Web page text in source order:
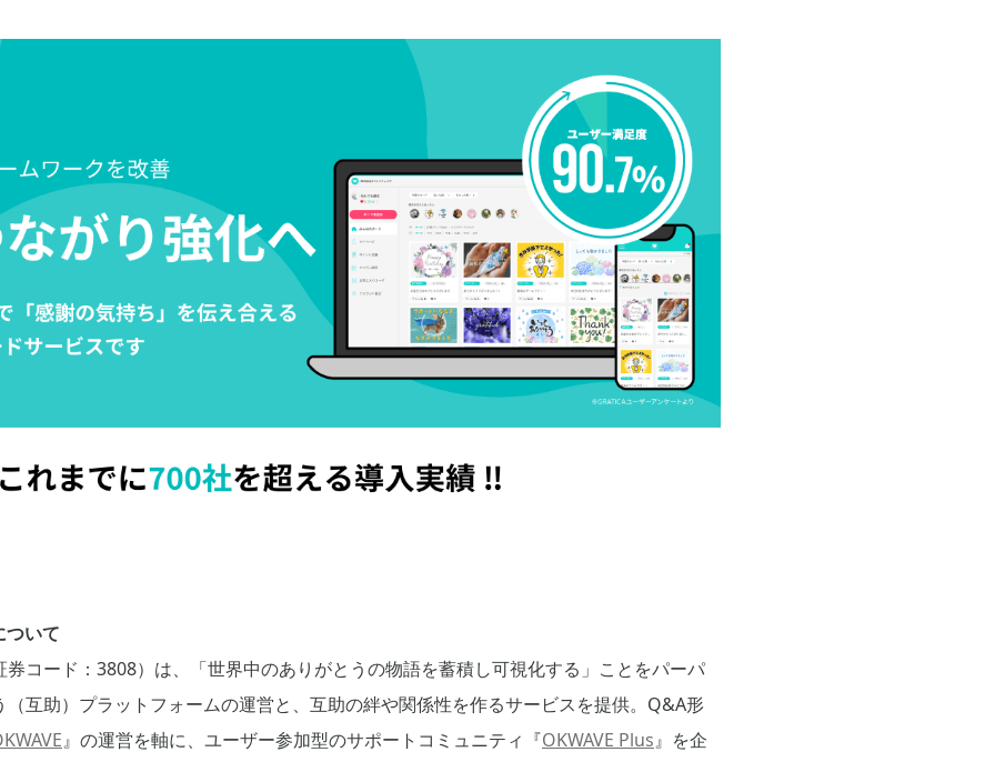
いて
コード：3808）は、「世界中のありがとうの物語を蓄積し可視化する」ことをパーパ
互助）プラットフォームの運営と、互助の絆や関係性を作るサービスを提供。Q&A形
』の運営を軸に、ユーザー参加型のサポートコミュニティ『OKWAVE Plus』を企